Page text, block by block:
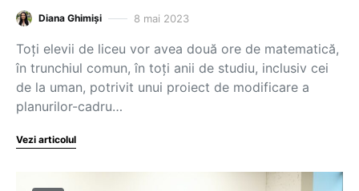
Diana Ghimiși 8 mai 2023
Toți elevii de liceu vor avea două ore de matematică,
în trunchiul comun, în toți anii de studiu, inclusiv cei
de la uman, potrivit unui proiect de modificare a
planurilor-cadru…
Vezi articolul